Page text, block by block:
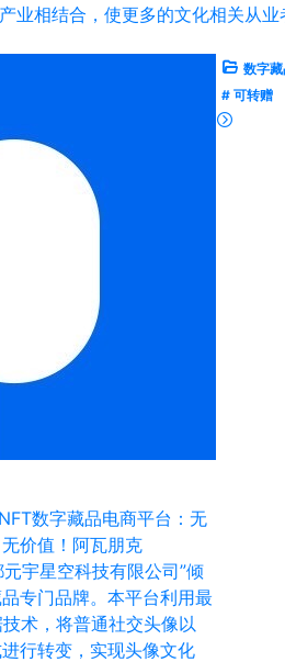
业相结合，使更多的文化相关从
数字藏品电商平台：无
价值！阿瓦朋克
元宇星空科技有限公司”倾
专门品牌。本平台利用最
术，将普通社交头像以
行转变，实现头像文化
数字
# 可转赠